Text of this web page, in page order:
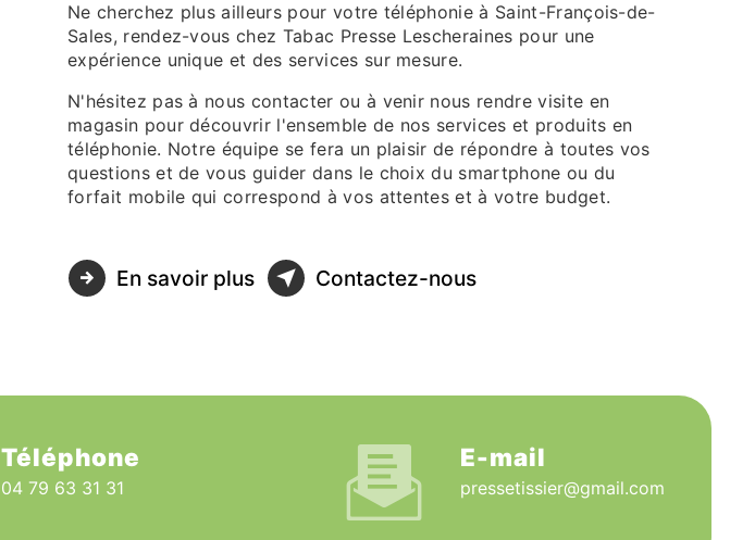
Ne cherchez plus ailleurs pour votre téléphonie à Saint-François-de-
Sales, rendez-vous chez Tabac Presse Lescheraines pour une
expérience unique et des services sur mesure.
N'hésitez pas à nous contacter ou à venir nous rendre visite en
magasin pour découvrir l'ensemble de nos services et produits en
téléphonie. Notre équipe se fera un plaisir de répondre à toutes vos
questions et de vous guider dans le choix du smartphone ou du
forfait mobile qui correspond à vos attentes et à votre budget.
En savoir plus Contactez-nous
Téléphone
04 79 63 31 31
E-mail
pressetissier@gmail.com